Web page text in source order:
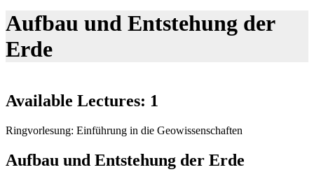
Aufbau und Entstehung der
Erde
Available Lectures: 1
Ringvorlesung: Einführung in die Geowissenschaften
Aufbau und Entstehung der Erde